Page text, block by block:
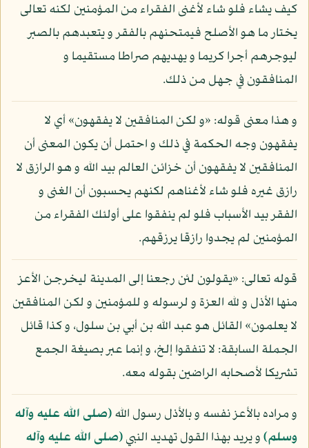
كيف يشاء فلو شاء لأغنى الفقراء من المؤمنين لكنه تعالى
يختار ما هو الأصلح فيمتحنهم بالفقر و يتعبدهم بالصبر
ليوجرهم أجرا كريما و يهديهم صراطا مستقيما و
المنافقون في جهل من ذلك.
و هذا معنى قوله: «و لكن المنافقين لا يفقهون» أي لا
يفقهون وجه الحكمة في ذلك و احتمل أن يكون المعنى أن
المنافقين لا يفقهون أن خزائن العالم بيد الله و هو الرازق لا
رازق غيره فلو شاء لأغناهم لكنهم يحسبون أن الغنى و
الفقر بيد الأسباب فلو لم ينفقوا على أولئك الفقراء من
المؤمنين لم يجدوا رازقا يرزقهم.
قوله تعالى: «يقولون لئن رجعنا إلى المدينة ليخرجن الأعز
منها الأذل و لله العزة و لرسوله و للمؤمنين و لكن المنافقين
لا يعلمون» القائل هو عبد الله بن أبي بن سلول، و كذا قائل
الجملة السابقة: لا تنفقوا إلخ، و إنما عبر بصيغة الجمع
تشريكا لأصحابه الراضين بقوله معه.
و مراده بالأعز نفسه و بالأذل رسول الله(صلى الله عليه وآله
وسلم)و يريد بهذا القول تهديد النبي(صلى الله عليه وآله